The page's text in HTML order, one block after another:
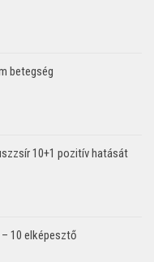
betegség
10+1 pozitív hatását
10 elképesztő